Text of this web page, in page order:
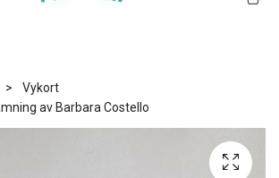
Vykort
av Barbara Costello